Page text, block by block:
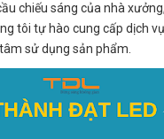
chiếu sáng của nhà
tôi tự hào cung cấp dịch
sử dụng sản phẩm.